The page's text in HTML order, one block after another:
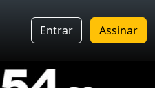
Entrar Assinar